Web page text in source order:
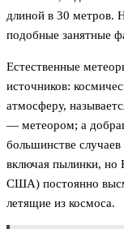
длиной в 30 метров.
подобные занятные
Естественные
источников:
атмосферу,
— метеором; а
большинстве
включая пылинки,
США) постоянно
летящие из космоса.